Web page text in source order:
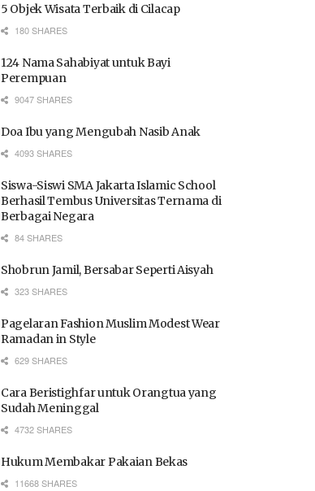
5 Objek Wisata Terbaik di Cilacap
180 SHARES
124 Nama Sahabiyat untuk Bayi
Perempuan
9047 SHARES
Doa Ibu yang Mengubah Nasib Anak
4093 SHARES
Siswa-Siswi SMA Jakarta Islamic School
Berhasil Tembus Universitas Ternama di
Berbagai Negara
84 SHARES
Shobrun Jamil, Bersabar Seperti Aisyah
323 SHARES
Pagelaran Fashion Muslim Modest Wear
Ramadan in Style
629 SHARES
Cara Beristighfar untuk Orangtua yang
Sudah Meninggal
4732 SHARES
Hukum Membakar Pakaian Bekas
11668 SHARES